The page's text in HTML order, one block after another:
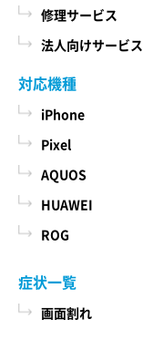
修理サービス
法人向けサービス
対応機種
iPhone
Pixel
AQUOS
HUAWEI
ROG
症状一覧
画面割れ